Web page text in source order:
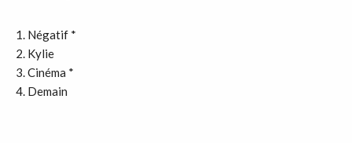
Négatif *
Kylie
Cinéma *
Demain